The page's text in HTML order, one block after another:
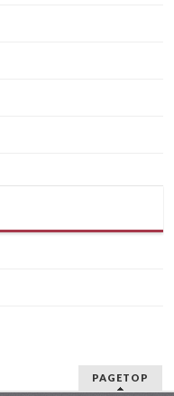
PAGETOP